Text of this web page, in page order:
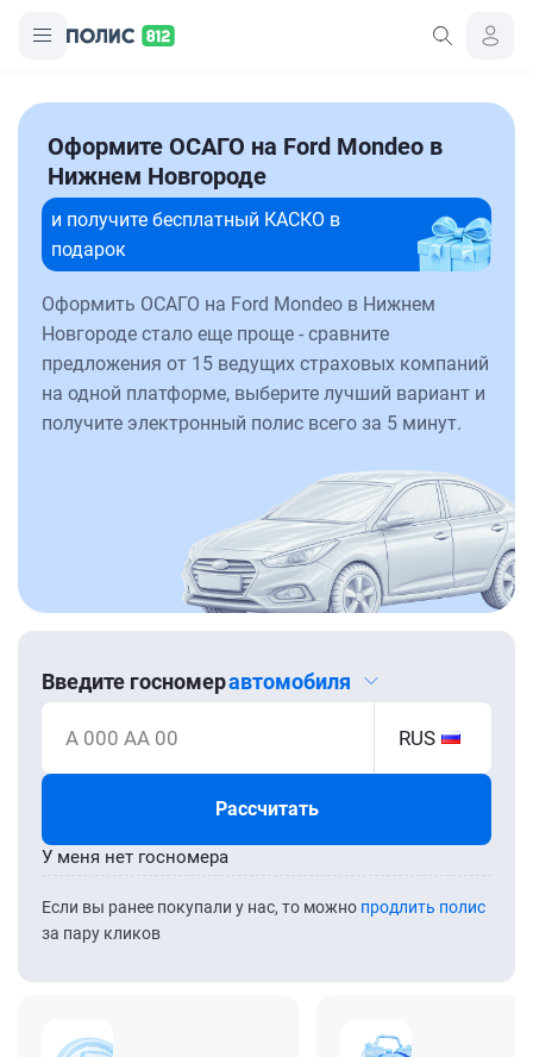
Оформите ОСАГО на Ford Mondeo в
Нижнем Новгороде
и получите бесплатный КАСКО в
подарок
Оформить ОСАГО на Ford Mondeo в Нижнем
Новгороде стало еще проще - сравните
предложения от 15 ведущих страховых компаний
на одной платформе, выберите лучший вариант и
получите электронный полис всего за 5 минут.
Введите госномеравтомобиля
А 000 АА 00 RUS
Рассчитать
Если вы ранее покупали у нас, то можно продлить полис
за пару кликов
У меня нет госномера